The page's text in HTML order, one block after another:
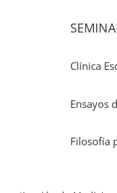
Clínica
Ensayos
Filosofía